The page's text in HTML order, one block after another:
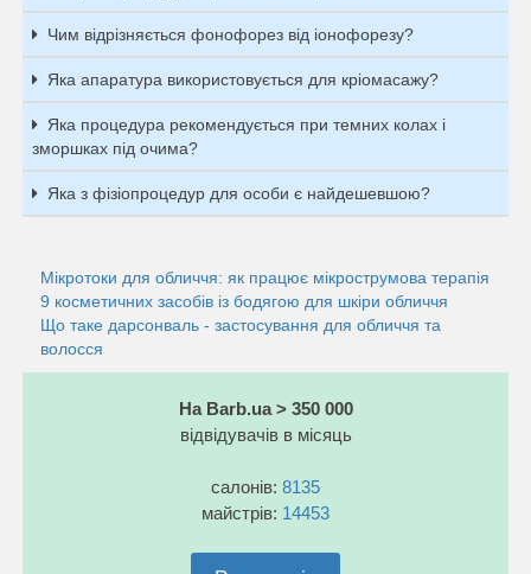
Чим відрізняється фонофорез від іонофорезу?
Яка апаратура використовується для кріомасажу?
Яка процедура рекомендується при темних колах і
зморшках під очима?
Яка з фізіопроцедур для особи є найдешевшою?
Мікротоки для обличчя: як працює мікрострумова терапія
9 косметичних засобів із бодягою для шкіри обличчя
Що таке дарсонваль - застосування для обличчя та
волосся
На Barb.ua > 350 000
відвідувачів в місяць
салонів: 8135
майстрів: 14453